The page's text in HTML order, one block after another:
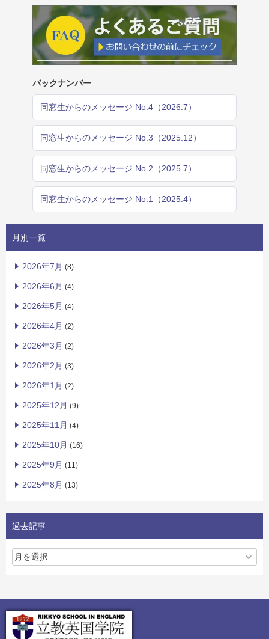
バックナンバー
同窓生からのメッセージ No.4（2026.7）
同窓生からのメッセージ No.3（2025.12）
同窓生からのメッセージ No.2（2025.7）
同窓生からのメッセージ No.1（2025.4）
月別一覧
2026年7月 (8)
2026年6月 (4)
2026年5月 (4)
2026年4月 (2)
2026年3月 (2)
2026年2月 (3)
2026年1月 (2)
2025年12月 (9)
2025年11月 (4)
2025年10月 (16)
2025年9月 (11)
2025年8月 (13)
過去記事